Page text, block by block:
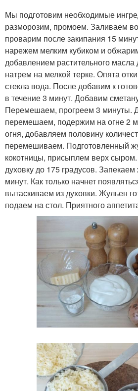
Мы подготовим необходимые
разморозим, промоем. Заливаем
проварим после закипания 15
нарежем мелким кубиком и
добавлением растительного
натрем на мелкой терке. Опята
стекла вода. После добавим к
в течение 3 минут. Добавим
Перемешаем, прогреем 3 минуты.
перемешаем, подержим на огне 2
огня, добавляем половину
перемешиваем. Подготовленный
кокотницы, присыплем верх
духовку до 175 градусов.
минут. Как только начнет
вытаскиваем из духовки. Жульен
подаем на стол. Приятного